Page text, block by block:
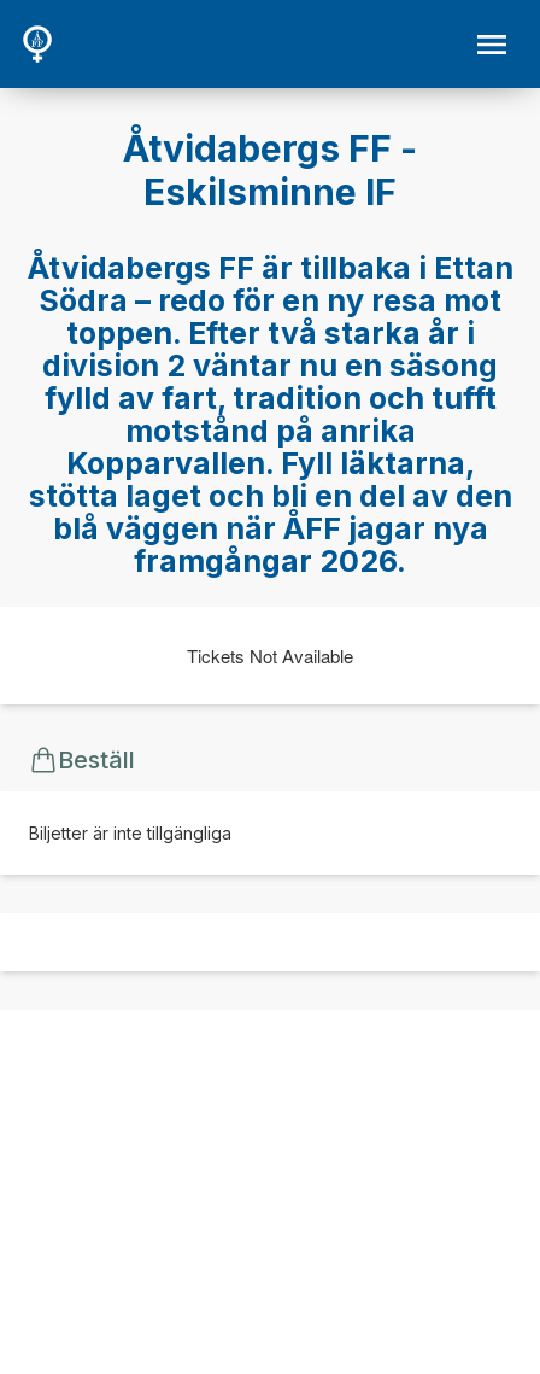
Åtvidabergs FF -
Eskilsminne IF
Åtvidabergs FF är tillbaka i Ettan
Södra – redo för en ny resa mot
toppen. Efter två starka år i
division 2 väntar nu en säsong
fylld av fart, tradition och tufft
motstånd på anrika
Kopparvallen. Fyll läktarna,
stötta laget och bli en del av den
blå väggen när ÅFF jagar nya
framgångar 2026.
Tickets Not Available
Beställ
Biljetter är inte tillgängliga